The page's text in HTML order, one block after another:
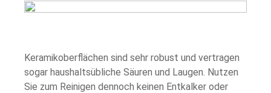
Keramikoberflächen sind sehr robust und vertragen
sogar haushaltsübliche Säuren und Laugen. Nutzen
Sie zum Reinigen dennoch keinen Entkalker oder